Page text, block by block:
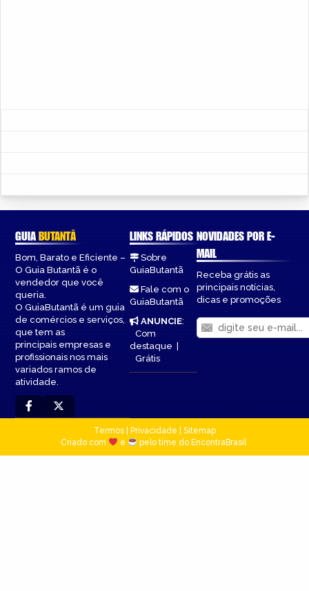
GUIABUTANTÃ
Bom, Barato e Eficiente –
O Guia Butantã é o
vendedor que você
queria.
O GuiaButantã é um guia
de comércios e serviços,
que tem as
principais empresas e
profissionais nos mais
variados ramos de
atividade.
LINKS RÁPIDOS
Sobre
GuiaButantã
Fale com o
GuiaButantã
ANUNCIE:
Com
destaque|
Grátis
NOVIDADES POR E-
MAIL
Receba grátis as
principais notícias,
dicas e promoções
Termos| Privacidade
Sitemap
Criado com
e pelo time do EncontraBrasil